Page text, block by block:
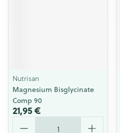
Nutrisan
Magnesium Bisglycinate
Comp 90
21,95 €
Quantité